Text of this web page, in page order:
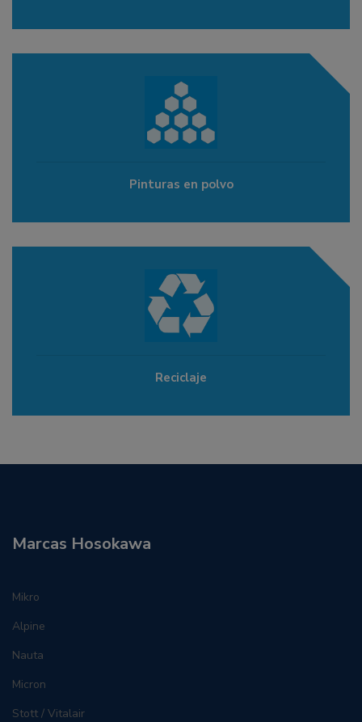
Pinturas en polvo
Reciclaje
Marcas Hosokawa
Mikro
Alpine
Nauta
Micron
Stott / Vitalair